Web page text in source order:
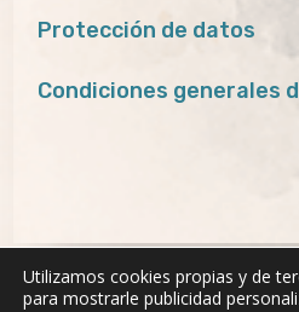
Protección de datos
Condiciones generales
Utilizamos cookies propias y de
para mostrarle publicidad